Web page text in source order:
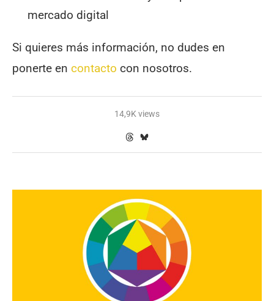
mercado digital
Si quieres más información, no dudes en
ponerte en contacto con nosotros.
14,9K views